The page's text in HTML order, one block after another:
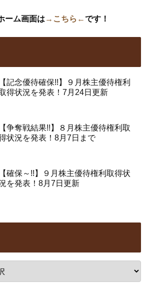
ーム画面は →こちら←です！
【記念優待確保!!】９月株主優待権利
得状況を発表！7月24日更新
【争奪戦結果!!】８月株主優待権利取
状況を発表！8月7日まで
【確保～!!】９月株主優待権利取得状
を発表！8月7日更新